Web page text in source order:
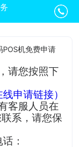
机免费申请
请您按照下
线申请链接）
客服人员在
系，请您保
：